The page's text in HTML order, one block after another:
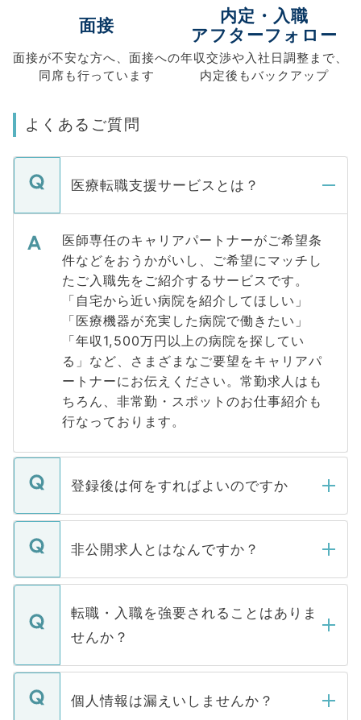
面接
面接が不安な方へ、 面接への
同席も行っています
内定・入職
アフターフォロー
年収交渉や入社日調整まで、
内定後もバックアップ
よくあるご質問
医療転職支援サービスとは？
医師専任のキャリアパートナーがご希望条
件などをおうかがいし、ご希望にマッチし
たご入職先をご紹介するサービスです。
「自宅から近い病院を紹介してほしい」
「医療機器が充実した病院で働きたい」
「年収1,500万円以上の病院を探してい
る」など、さまざまなご要望をキャリアパ
ートナーにお伝えください。常勤求人はも
ちろん、非常勤・スポットのお仕事紹介も
行なっております。
登録後は何をすればよいのですか
ご登録いただきましたら、弊社担当者がご
登録内容を確認し、その後メールもしくは
ます。通常、5営業日以内にはご連絡をせて
いただきますので、しばらくお待ちくださ
い。
非公開求人とはなんですか？
マイナビDOCTORで取り扱っている求人の
うち約3割は、Webサイトからご覧いただ
けない「非公開求人」です。非公開求人は
下記の理由によって、一般には公開してい
ません。
■応募殺到を避けるため 人気のある医療機
転職・入職を強要されることはありま
せんか？
転職・入職を強要することは一切ありませ
ん。また、仮に応募先から内定をいただい
個人情報は漏えいしませんか？